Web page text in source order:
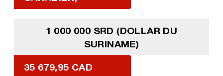
1 000 000 SRD (DOLLAR DU
SURINAME)
35 679,95 CAD